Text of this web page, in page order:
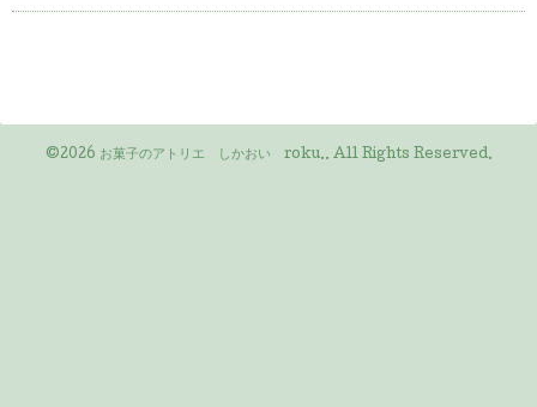
©2026 お菓子のアトリエ しかおい roku.. All Rights Reserved.